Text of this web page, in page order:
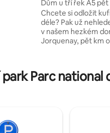
Dům u tří řek A5
Chcete si odložit
déle? Pak už
v našem hezkém
Jorquenay, pět km
jako jsou hradby a
ponořit do historie,
Parc national